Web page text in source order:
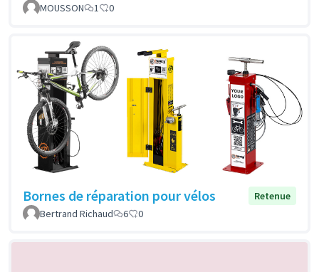
MOUSSON 1 0
Bornes de réparation pour vélos
Retenue
Bertrand Richaud
6 0